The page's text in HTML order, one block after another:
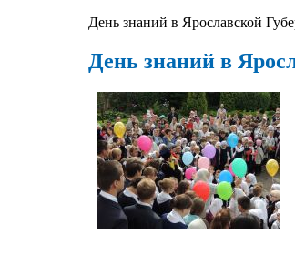
День знаний в Ярославской
День знаний в